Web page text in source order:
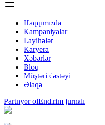
Haqqımızda
Kampaniyalar
Layihələr
Karyera
Xəbərlər
Bloq
Müştəri dəstəyi
Əlaqə
Partnyor olEndirim jurnalı